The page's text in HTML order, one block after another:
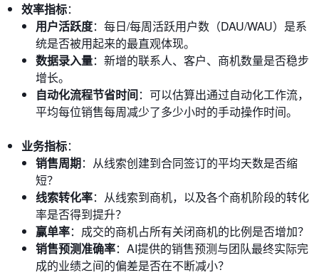
效率指标：
用户活跃度：每日/每周活跃用户数（DAU/WAU）是系
统是否被用起来的最直观体现。
数据录入量：新增的联系人、客户、商机数量是否稳步
增长。
自动化流程节省时间：可以估算出通过自动化工作流，
平均每位销售每周减少了多少小时的手动操作时间。
业务指标：
销售周期：从线索创建到合同签订的平均天数是否缩
短？
线索转化率：从线索到商机，以及各个商机阶段的转化
率是否得到提升？
赢单率：成交的商机占所有关闭商机的比例是否增加？
销售预测准确率：AI提供的销售预测与团队最终实际完
成的业绩之间的偏差是否在不断减小？